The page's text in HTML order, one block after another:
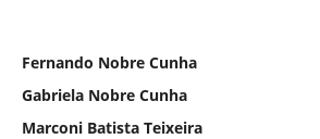
Fernando Nobre Cunha
Gabriela Nobre Cunha
Marconi Batista Teixeira